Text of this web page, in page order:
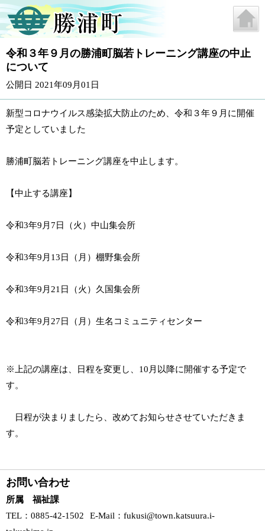
令和３年９月の勝浦町脳若トレーニング講座の中止
について
公開日 2021年09月01日
新型コロナウイルス感染拡大防止のため、令和３年９月に開催
予定としていました
勝浦町脳若トレーニング講座を中止します。
【中止する講座】
令和3年9月7日（火）中山集会所
令和3年9月13日（月）棚野集会所
令和3年9月21日（火）久国集会所
令和3年9月27日（月）生名コミュニティセンター
※上記の講座は、日程を変更し、10月以降に開催する予定で
す。
日程が決まりましたら、改めてお知らせさせていただきま
す。
お問い合わせ
所属 福祉課
TEL ：0885-42-1502 E-Mail ： fukusi@town.katsuura.i-